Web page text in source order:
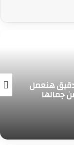
هنعمل
جمالها